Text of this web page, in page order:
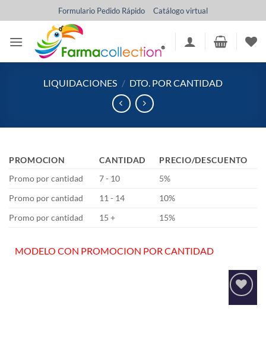
al
contenido
Formulario Pedido Rápido Catálogo virtual
LIQUIDACIONES / DTO. POR CANTIDAD
PROMOCION CANTIDAD
PRECIO/DESCUENTO
Promo por cantidad
7 - 10
5%
Promo por cantidad
11 - 14
10%
Promo por cantidad
15 + 15%
MODELO CON PROMOCION POR CANTIDAD
Añadir